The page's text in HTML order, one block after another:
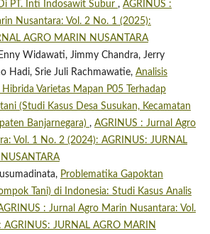
PT. Inti Indosawit Subur , AGRINUS :
Nusantara: Vol. 2 No. 1 (2025):
AGRO MARIN NUSANTARA
Widawati, Jimmy Chandra, Jerry
Hadi, Srie Juli Rachmawatie, Analisis
Varietas Mapan P05 Terhadap
(Studi Kasus Desa Susukan, Kecamatan
Banjarnegara) , AGRINUS : Jurnal Agro
Vol. 1 No. 2 (2024): AGRINUS: JURNAL
Problematika Gapoktan
Tani) di Indonesia: Studi Kasus Analis
: Jurnal Agro Marin Nusantara: Vol.
JURNAL AGRO MARIN